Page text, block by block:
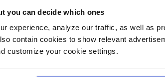
you can decide which ones
experience, analyze our traffic, as well as
contain cookies to show relevant
customize your cookie settings.
als
meest